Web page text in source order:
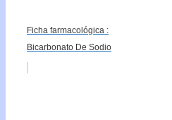
Ficha farmacológica :
Bicarbonato De Sodio